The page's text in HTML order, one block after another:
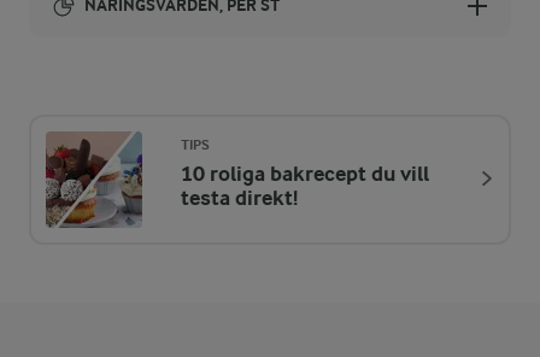
NÄRINGSVÄRDEN, PER ST
ENERGIDISTRIBUTION %
NÄRINGSVÄRDEN PER ST
TIPS
10 roliga bakrecept du vill
testa direkt!